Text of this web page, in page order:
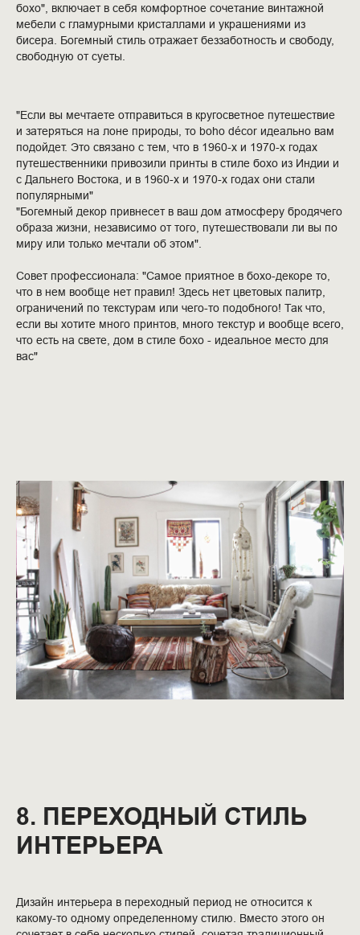
бохо", включает в себя комфортное сочетание винтажной
мебели с гламурными кристаллами и украшениями из
бисера. Богемный стиль отражает беззаботность и свободу,
свободную от суеты.
"Если вы мечтаете отправиться в кругосветное путешествие
и затеряться на лоне природы, то boho décor идеально вам
подойдет. Это связано с тем, что в 1960-х и 1970-х годах
путешественники привозили принты в стиле бохо из Индии и
с Дальнего Востока, и в 1960-х и 1970-х годах они стали
популярными"
"Богемный декор привнесет в ваш дом атмосферу бродячего
образа жизни, независимо от того, путешествовали ли вы по
миру или только мечтали об этом".
Совет профессионала: "Самое приятное в бохо-декоре то,
что в нем вообще нет правил! Здесь нет цветовых палитр,
ограничений по текстурам или чего-то подобного! Так что,
если вы хотите много принтов, много текстур и вообще всего,
что есть на свете, дом в стиле бохо - идеальное место для
вас"
8. ПЕРЕХОДНЫЙ СТИЛЬ
ИНТЕРЬЕРА
Дизайн интерьера в переходный период не относится к
какому-то одному определенному стилю. Вместо этого он